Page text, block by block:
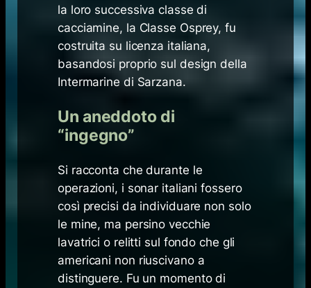
la loro successiva classe di
cacciamine, la Classe Osprey, fu
costruita su licenza italiana,
basandosi proprio sul design della
Intermarine di Sarzana.
Un aneddoto di
“ingegno”
Si racconta che durante le
operazioni, i sonar italiani fossero
così precisi da individuare non solo
le mine, ma persino vecchie
lavatrici o relitti sul fondo che gli
americani non riuscivano a
distinguere. Fu un momento di